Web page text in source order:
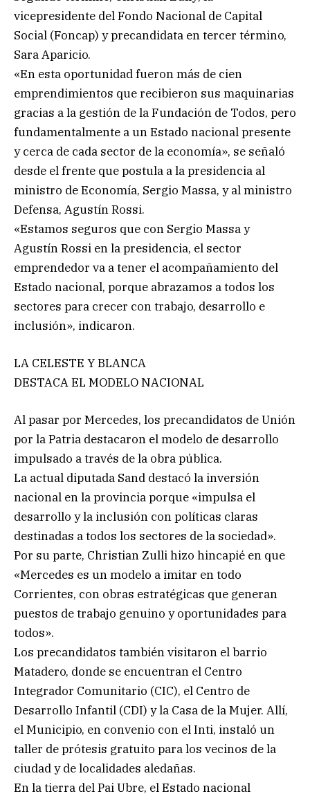
vicepresidente del Fondo Nacional de Capital
Social (Foncap) y precandidata en tercer término,
Sara Aparicio.
«En esta oportunidad fueron más de cien
emprendimientos que recibieron sus maquinarias
gracias a la gestión de la Fundación de Todos, pero
fundamentalmente a un Estado nacional presente
y cerca de cada sector de la economía», se señaló
desde el frente que postula a la presidencia al
ministro de Economía, Sergio Massa, y al ministro
Defensa, Agustín Rossi.
«Estamos seguros que con Sergio Massa y
Agustín Rossi en la presidencia, el sector
emprendedor va a tener el acompañamiento del
Estado nacional, porque abrazamos a todos los
sectores para crecer con trabajo, desarrollo e
inclusión», indicaron.
LA CELESTE Y BLANCA
DESTACA EL MODELO NACIONAL
Al pasar por Mercedes, los precandidatos de Unión
por la Patria destacaron el modelo de desarrollo
impulsado a través de la obra pública.
La actual diputada Sand destacó la inversión
nacional en la provincia porque «impulsa el
desarrollo y la inclusión con políticas claras
destinadas a todos los sectores de la sociedad».
Por su parte, Christian Zulli hizo hincapié en que
«Mercedes es un modelo a imitar en todo
Corrientes, con obras estratégicas que generan
puestos de trabajo genuino y oportunidades para
todos».
Los precandidatos también visitaron el barrio
Matadero, donde se encuentran el Centro
Integrador Comunitario (CIC), el Centro de
Desarrollo Infantil (CDI) y la Casa de la Mujer. Allí,
el Municipio, en convenio con el Inti, instaló un
taller de prótesis gratuito para los vecinos de la
ciudad y de localidades aledañas.
En la tierra del Pai Ubre, el Estado nacional